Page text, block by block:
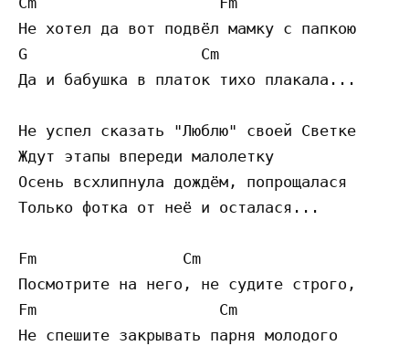
Не хотел да вот подвёл мамку с папкою
G                   Cm
Да и бабушка в платок тихо плакала...
Не успел сказать "Люблю" своей Светке
Ждут этапы впереди малолетку
Осень всхлипнула дождём, попрощалася
Только фотка от неё и осталася...
Fm                Cm
Посмотрите на него, не судите строго,
Fm                    Cm
Не спешите закрывать парня молодого